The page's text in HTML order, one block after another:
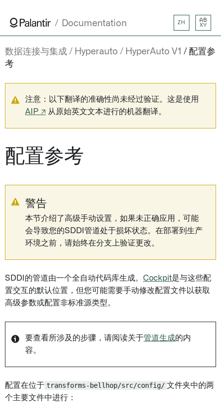
Documentation ZH
AB
XY
数据连接与集成 Hyperauto HyperAuto V1
配置参
考
注意：以下翻译的准确性尚未经过验证。这是使用
AIP ↗ 从原始英文文本进行的机器翻译。
配置参考
警告
本节介绍了高级手动设置，如果未正确应用，可能
会导致您的SDDI管道处于损坏状态。在部署到生产
环境之前，请始终在分支上验证更改。
SDDI的管道由一个全自动代码库生成。 Cockpit是与这些配
置交互的默认位置，但您可能需要手动修改配置文件以获取
高级参数或配置非标准源类型。
要查看所涉及的步骤，请阅读关于管道生成的内
容。
配置在位于 transforms-bellhop/src/config/ 文件夹中的两
个主要文件中进行：